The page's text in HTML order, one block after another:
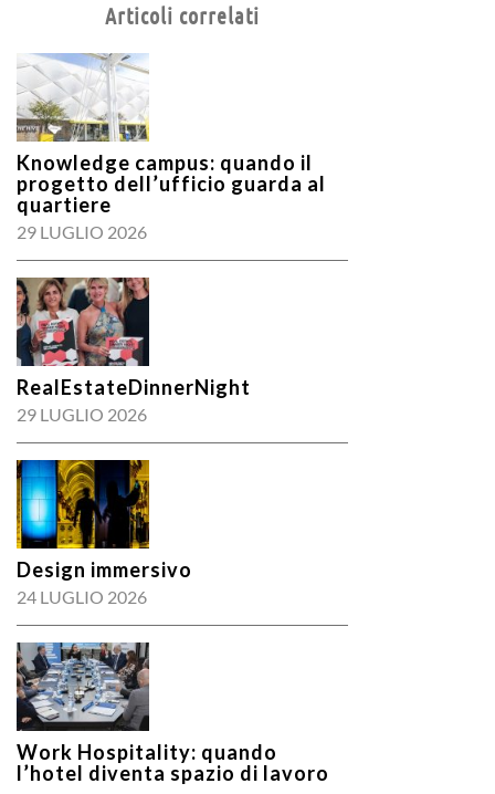
Articoli correlati
Knowledge campus: quando il
progetto dell’ufficio guarda al
quartiere
29 LUGLIO 2026
RealEstateDinnerNight
29 LUGLIO 2026
Design immersivo
24 LUGLIO 2026
Work Hospitality: quando
l’hotel diventa spazio di lavoro